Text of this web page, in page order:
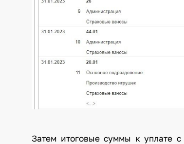
Затем итоговые суммы к уплате